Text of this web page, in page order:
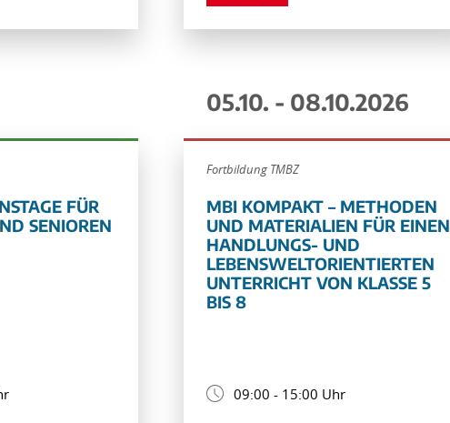
FÜR
SENIOREN
05.10. - 08.10.2026
Fortbildung TMBZ
MBI KOMPAKT – METHODEN
UND MATERIALIEN FÜR EINEN
HANDLUNGS- UND
LEBENSWELTORIENTIERTEN
UNTERRICHT VON KLASSE 5
BIS 8
09:00 - 15:00 Uhr